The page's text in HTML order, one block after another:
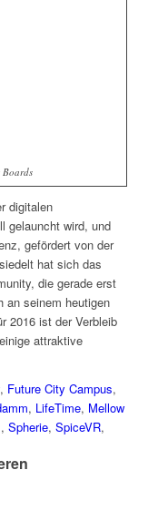
Boards
digitalen
gelauncht wird, und
gefördert von der
hat sich das
die gerade erst
an seinem heutigen
2016 ist der Verbleib
attraktive
, Future City Campus,
, LifeTime, Mellow
, Spherie, SpiceVR,